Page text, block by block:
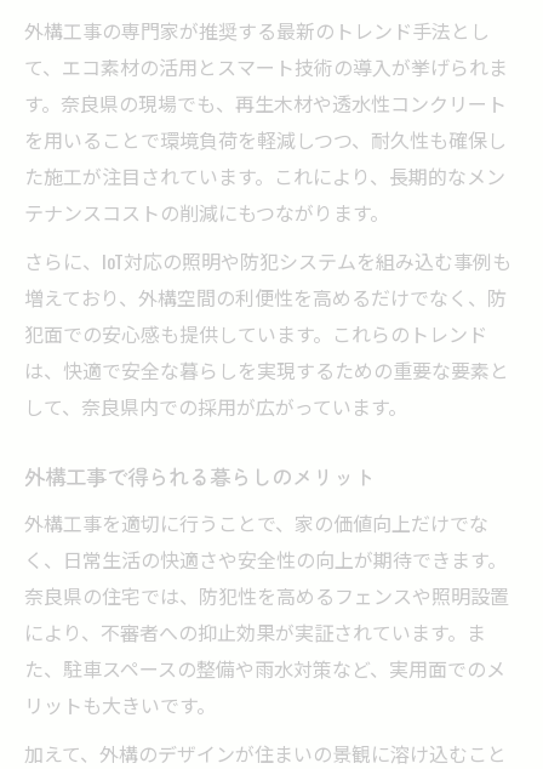
外構工事の専門家が推奨する最新のトレンド手法とし
て、エコ素材の活用とスマート技術の導入が挙げられま
す。奈良県の現場でも、再生木材や透水性コンクリート
を用いることで環境負荷を軽減しつつ、耐久性も確保し
た施工が注目されています。これにより、長期的なメン
テナンスコストの削減にもつながります。
さらに、IoT対応の照明や防犯システムを組み込む事例も
増えており、外構空間の利便性を高めるだけでなく、防
犯面での安心感も提供しています。これらのトレンド
は、快適で安全な暮らしを実現するための重要な要素と
して、奈良県内での採用が広がっています。
外構工事で得られる暮らしのメリット
外構工事を適切に行うことで、家の価値向上だけでな
く、日常生活の快適さや安全性の向上が期待できます。
奈良県の住宅では、防犯性を高めるフェンスや照明設置
により、不審者への抑止効果が実証されています。ま
た、駐車スペースの整備や雨水対策など、実用面でのメ
リットも大きいです。
加えて、外構のデザインが住まいの景観に溶け込むこと